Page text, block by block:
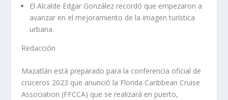
El Alcalde Edgar González recordó que empezaron a
avanzar en el mejoramiento de la imagen turística
urbana.
Redacción
Mazatlán está preparado para la conferencia oficial de
cruceros 2023 que anunció la Florida Caribbean Cruise
Association (FFCCA) que se realizará en puerto,